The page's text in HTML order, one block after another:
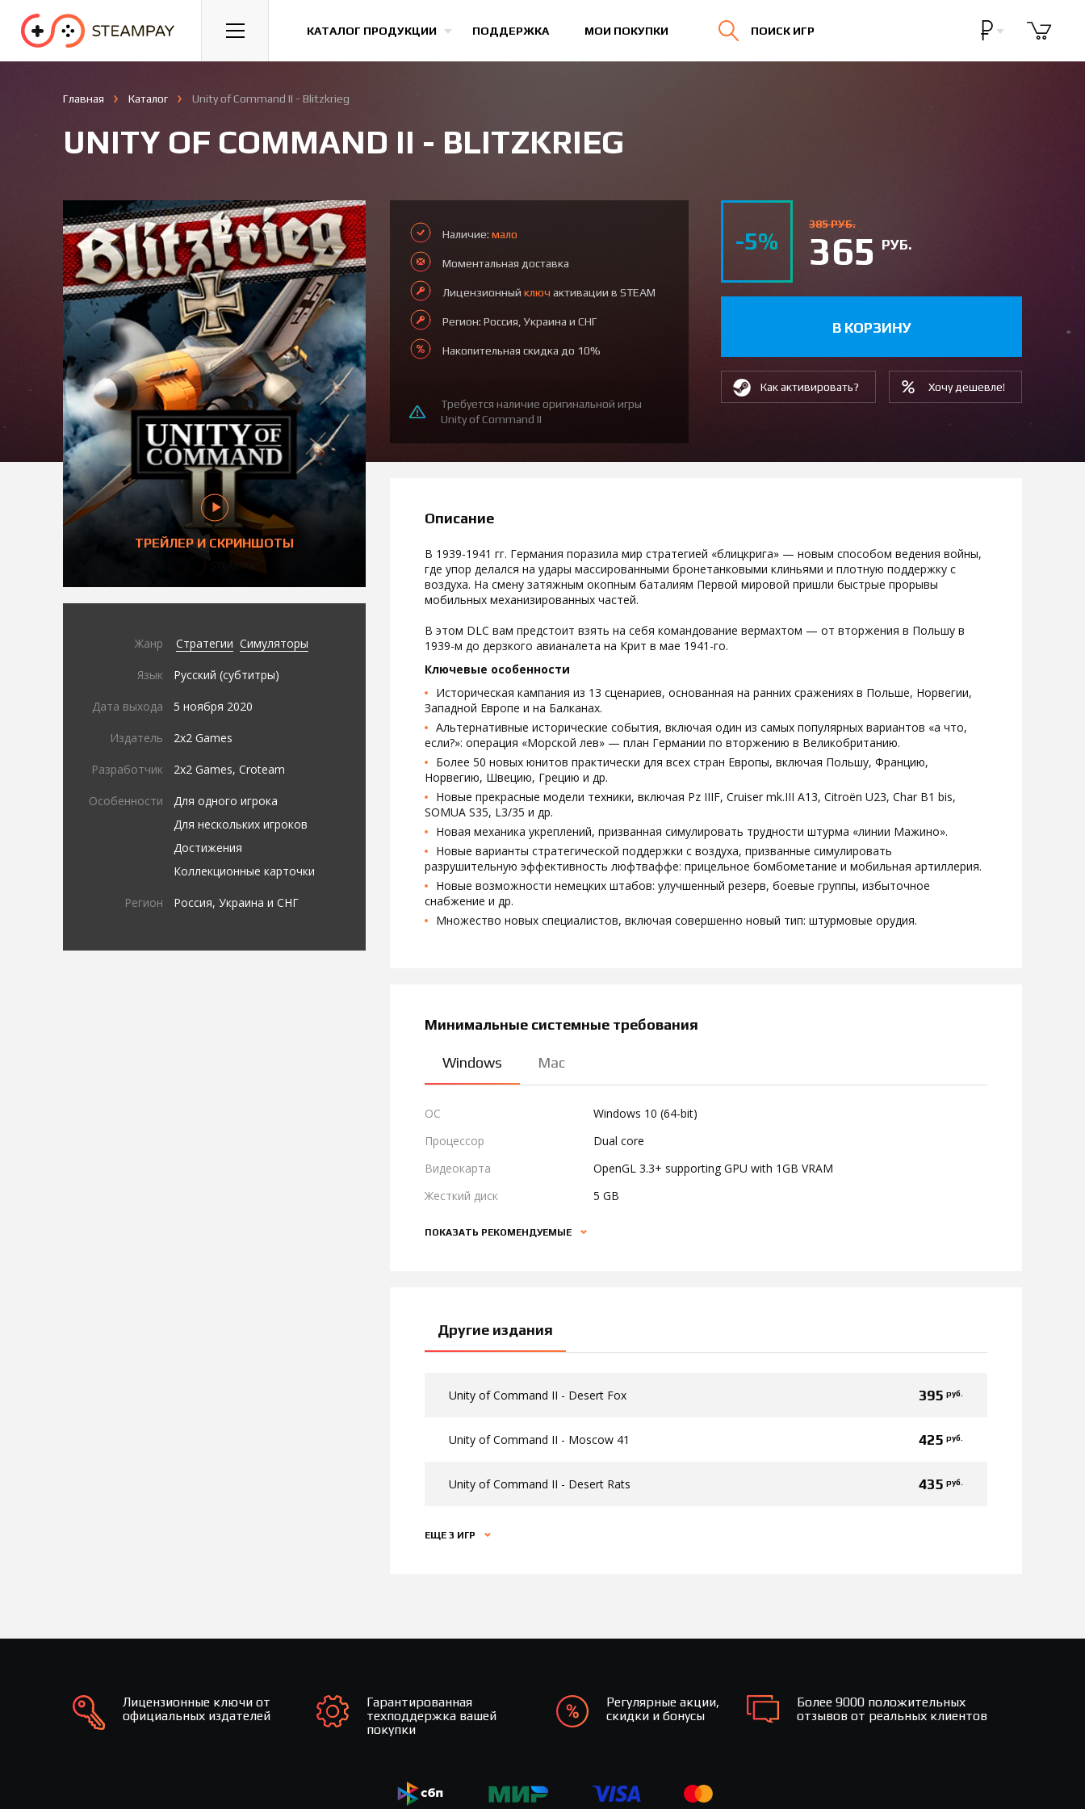
КАТАЛОГ ПРОДУКЦИИ ПОДДЕРЖКА МОИ ПОКУПКИ ПОИСК ИГР
Спорт Гонки Казуальные Все игры
Главная Каталог Unity of Command II - Blitzkrieg
UNITY OF COMMAND II - BLITZKRIEG
ТРЕЙЛЕР И СКРИНШОТЫ
Жанр Стратегии Симуляторы
Язык Русский (субтитры)
Дата выхода 5 ноября 2020
Издатель 2x2 Games
Разработчик 2x2 Games, Croteam
Особенности
Для одного игрока
Для нескольких игроков
Достижения
Коллекционные карточки
Регион Россия, Украина и СНГ
Наличие: мало
Моментальная доставка
Лицензионный ключ активации в STEAM
Регион: Россия, Украина и СНГ
Накопительная скидка до 10%
Требуется наличие оригинальной игры
Unity of Command II
-5%
385 РУБ.
365РУБ.
В КОРЗИНУ
Как активировать? Хочу дешевле!
Описание
В 1939-1941 гг. Германия поразила мир стратегией «блицкрига» — новым способом ведения войны,
где упор делался на удары массированными бронетанковыми клиньями и плотную поддержку с
воздуха. На смену затяжным окопным баталиям Первой мировой пришли быстрые прорывы
мобильных механизированных частей.
В этом DLC вам предстоит взять на себя командование вермахтом — от вторжения в Польшу в
1939-м до дерзкого авианалета на Крит в мае 1941-го.
Ключевые особенности
Историческая кампания из 13 сценариев, основанная на ранних сражениях в Польше, Норвегии,
Западной Европе и на Балканах.
Альтернативные исторические события, включая один из самых популярных вариантов «а что,
если?»: операция «Морской лев» — план Германии по вторжению в Великобританию.
Более 50 новых юнитов практически для всех стран Европы, включая Польшу, Францию,
Норвегию, Швецию, Грецию и др.
Новые прекрасные модели техники, включая Pz IIIF, Cruiser mk.III A13, Citroën U23, Char B1 bis,
SOMUA S35, L3/35 и др.
Новая механика укреплений, призванная симулировать трудности штурма «линии Мажино».
Новые варианты стратегической поддержки с воздуха, призванные симулировать
разрушительную эффективность люфтваффе: прицельное бомбометание и мобильная артиллерия.
Новые возможности немецких штабов: улучшенный резерв, боевые группы, избыточное
снабжение и др.
Множество новых специалистов, включая совершенно новый тип: штурмовые орудия.
Минимальные системные требования
Windows Mac
ОС
Windows 10 (64-bit)
Процессор
Dual core
Видеокарта
OpenGL 3.3+ supporting GPU with 1GB VRAM
Жесткий диск
5 GB
ПОКАЗАТЬ РЕКОМЕНДУЕМЫЕ
Другие издания
Unity of Command II - Desert Fox 395 руб.
Unity of Command II - Moscow 41 425 руб.
Unity of Command II - Desert Rats 435 руб.
ЕЩЕ 3 ИГР
Лицензионные ключи от
официальных издателей
Гарантированная
техподдержка вашей
покупки
Регулярные акции,
скидки и бонусы
Более 9000 положительных
отзывов от реальных клиентов